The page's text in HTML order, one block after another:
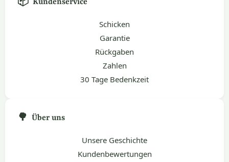
📦
Schicken
Garantie
Rückgaben
Zahlen
30 Tage Bedenkzeit
🌳 Über uns
Unsere Geschichte
Kundenbewertungen